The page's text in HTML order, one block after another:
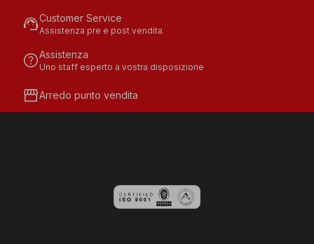
support_agentCustomer Service
Assistenza pre e post vendita
helpAssistenza
Uno staff esperto a vostra disposizione
storefrontArredo punto vendita